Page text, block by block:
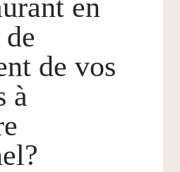
en
de vos
à